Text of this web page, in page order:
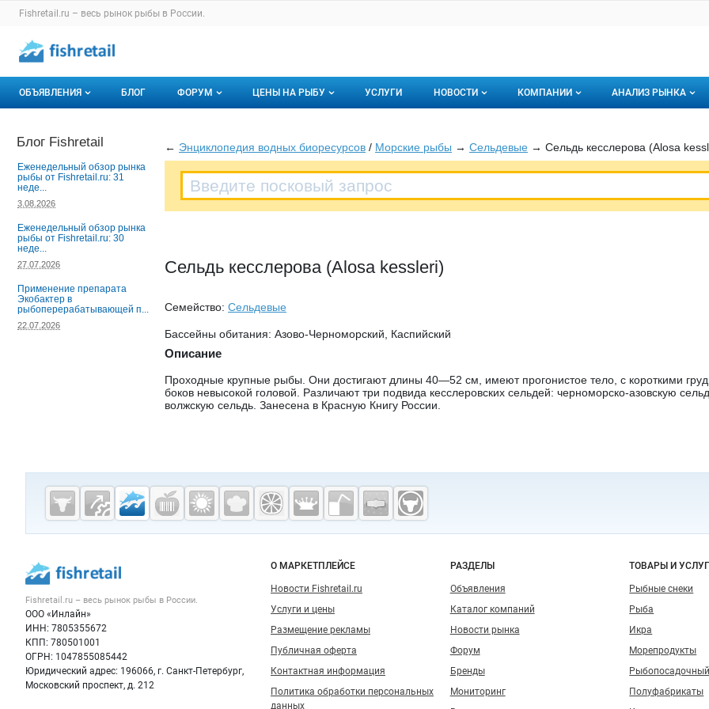
Раздел навигации по сайту fishretail.ru
Fishretail.ru – весь рынок рыбы в России.
Авторизация и меню пользователя
Навигация по разделам сайта fishretail.ru
ОБЪЯВЛЕНИЯ
Горячее предложение
Мои объявления
БЛОГ ФОРУМ
Избранные
С моим участием
ЦЕНЫ НА РЫБУ
Актуальные мониторинги
Динамика цен
УСЛУГИ НОВОСТИ КОМПАНИИ
О каталоге компаний
АНАЛИЗ РЫНКА
Подписаться на
← Энциклопедия водных биоресурсов / Морские рыбы → Сельдевые → Сельдь кесслерова (Alosa
Сельдь кесслерова (Alosa kessleri)
Семейство: Сельдевые
Бассейны обитания: Азово-Черноморский, Каспийский
Описание
Проходные крупные рыбы. Они достигают длины 40—52 см, имеют прогонистое тело, с короткими
боков невысокой головой. Различают три подвида кесслеровских сельдей: черноморско-азовскую
волжскую сельдь. Занесена в Красную Книгу России.
Блог Fishretail
Еженедельный обзор рынка
рыбы от Fishretail.ru: 31
неде...
3.08.2026
Еженедельный обзор рынка
рыбы от Fishretail.ru: 30
неде...
27.07.2026
Применение препарата
Экобактер в
рыбоперерабатывающей п...
22.07.2026
Дополнительная информация
Cсылки на полезные проекты
Fishretail.ru —
рыба,
Важные разделы и контакты
Fishretail.ru – весь рынок рыбы в России.
ООО «Инлайн»
ИНН: 7805355672
КПП: 780501001
ОГРН: 1047855085442
Юридический адрес: 196066, г. Санкт-Петербург,
Московский проспект, д. 212
Навигация по сайту
О МАРКЕТПЛЕЙСЕ
Новости Fishretail.ru
Услуги и цены
Размещение рекламы
Публичная оферта
Контактная информация
Политика обработки персональных
данных
РАЗДЕЛЫ
Объявления
Каталог компаний
Новости рынка
Форум
Бренды
Мониторинг
ТОВАРЫ И
Рыбные снеки
Рыба
Икра
Морепродукты
Полуфабрикаты